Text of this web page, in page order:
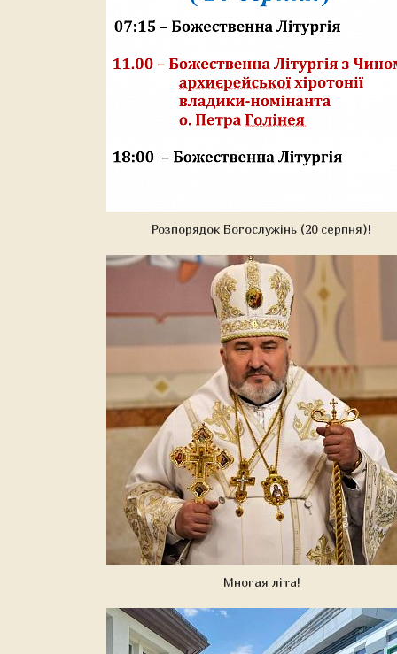
Розпорядок Богослужінь (20 серпня)!
Многая літа!